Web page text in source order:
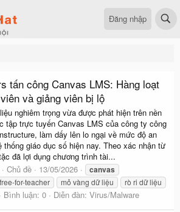
Đăng nhập
tấn công Canvas LMS: Hàng loạt
và giảng viên bị lộ
nghiêm trọng vừa được phát hiện trên nền
tập trực tuyến Canvas LMS của công ty công
làm dấy lên lo ngại về mức độ an
thống giáo dục số hiện nay. Theo xác nhận từ
đã lợi dụng chương trình tài...
Chủ đề 13/05/2026
canvas
free-for-teacher mỏ vàng dữ liệu
rò ri dữ liệu
Bình luận: 0 Diễn đàn: Virus/Malware